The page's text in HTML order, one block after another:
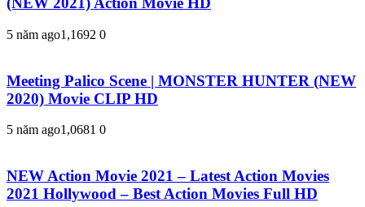
5 năm ago1,1692 0
Meeting Palico Scene | MONSTER HUNTER (NEW
2020) Movie CLIP HD
5 năm ago1,0681 0
NEW Action Movie 2021 – Latest Action Movies
2021 Hollywood – Best Action Movies Full HD